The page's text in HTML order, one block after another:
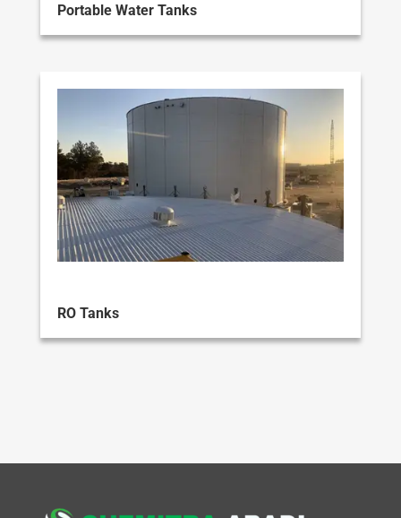
Portable Water Tanks
RO Tanks